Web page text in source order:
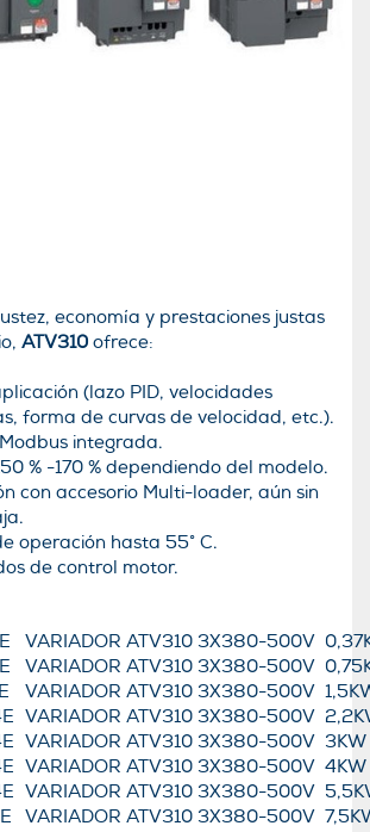
economía y prestaciones justas
ATV310 ofrece:
(lazo PID, velocidades
forma de curvas de velocidad, etc.).
integrada.
% -170 % dependiendo del modelo.
con accesorio Multi-loader, aún sin
operación hasta 55° C.
de control motor.
VARIADOR ATV310 3X380-500V
VARIADOR ATV310 3X380-500V
VARIADOR ATV310 3X380-500V
VARIADOR ATV310 3X380-500V
VARIADOR ATV310 3X380-500V 3KW
VARIADOR ATV310 3X380-500V 4KW
VARIADOR ATV310 3X380-500V
VARIADOR ATV310 3X380-500V